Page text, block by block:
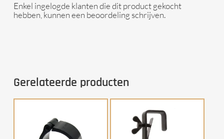
Enkel ingelogde klanten die dit product gekocht
hebben, kunnen een beoordeling schrijven.
Gerelateerde producten